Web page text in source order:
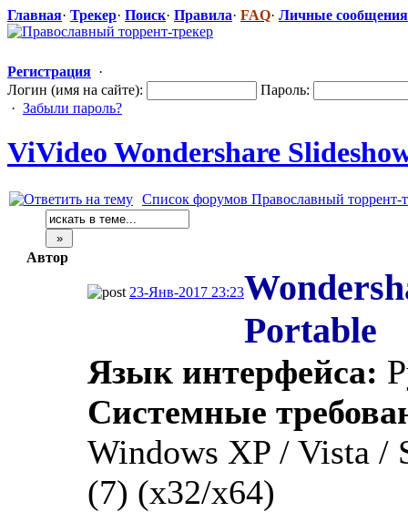
Главная· Трекер· Поиск· Правила· FAQ· Личные сообщения
Регистрация ·
Логин (имя на сайте):
Пароль:
· Забыли пароль?
ViVideo Wondershare
Список форумов Православный торрент-
Автор
23-Янв-2017 23:23
Portable
Язык интерфейса:
Системные
Windows XP / Vista /
(7) (x32/x64)